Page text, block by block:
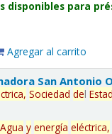
disponibles para
Agregar al carrito
San Antonio
Sociedad del
Agua y energía eléctrica,